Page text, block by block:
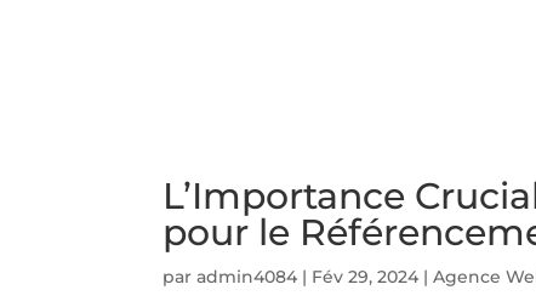
L’Importance
pour le
paradmin4084 | Fév 29, 2024 |Agence